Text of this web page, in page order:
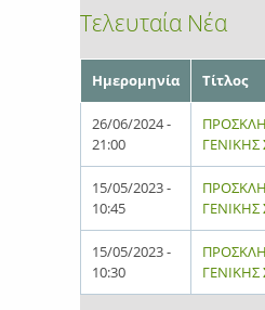
Τελευταία Νέα
Ημερομηνία Τίτλος
26/06/2024 -
21:00
ΓΕΝΙΚΗΣ
15/05/2023 -
10:45
ΓΕΝΙΚΗΣ
15/05/2023 -
10:30
ΓΕΝΙΚΗΣ